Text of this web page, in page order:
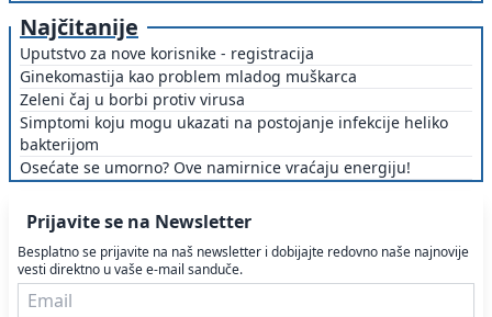
Najčitanije
Uputstvo za nove korisnike - registracija
Ginekomastija kao problem mladog muškarca
Zeleni čaj u borbi protiv virusa
Simptomi koju mogu ukazati na postojanje infekcije heliko
bakterijom
Osećate se umorno? Ove namirnice vraćaju energiju!
Prijavite se na Newsletter
Besplatno se prijavite na naš newsletter i dobijajte redovno naše najnovije
vesti direktno u vaše e-mail sanduče.